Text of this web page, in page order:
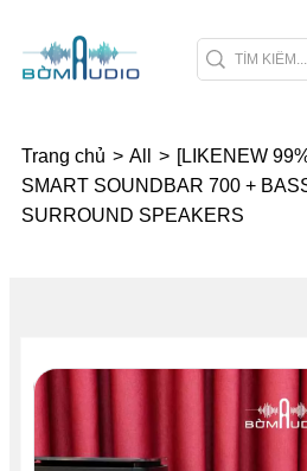
Trang chủ > All > [LIKENEW
SMART SOUNDBAR 700 +
SURROUND SPEAKERS